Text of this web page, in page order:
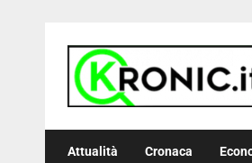
content
Attualità Cronaca